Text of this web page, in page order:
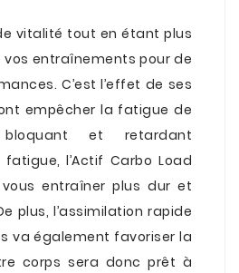
vitalité tout en étant plus
entraînements pour de
C’est l’effet de ses
empêcher la fatigue de
bloquant et retardant
l’Actif Carbo Load
entraîner plus dur et
plus, l’assimilation rapide
va également favoriser la
corps sera donc prêt à